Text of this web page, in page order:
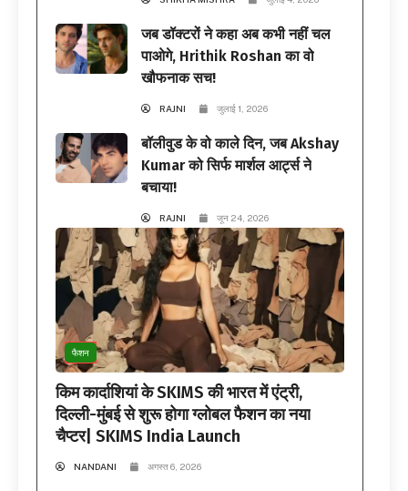
जब डॉक्टरों ने कहा अब कभी नहीं चल
पाओगे, Hrithik Roshan का वो
खौफनाक सच!
RAJNI जुलाई 1, 2026
बॉलीवुड के वो काले दिन, जब Akshay
Kumar को सिर्फ मार्शल आर्ट्स ने
बचाया!
RAJNI जून 24, 2026
फैशन
किम कार्दाशियां के SKIMS की भारत में एंट्री,
दिल्ली-मुंबई से शुरू होगा ग्लोबल फैशन का नया
चैप्टर| SKIMS India Launch
NANDANI अगस्त 6, 2026